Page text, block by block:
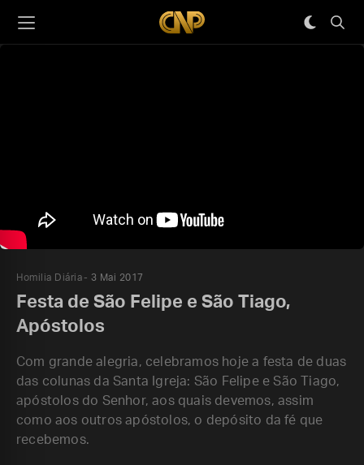
Homilia Diária 3 Mai 2017
Festa de São Felipe e São Tiago,
Apóstolos
Com grande alegria, celebramos hoje a festa de duas
das colunas da Santa Igreja: São Felipe e São Tiago,
apóstolos do Senhor, aos quais devemos, assim
como aos outros apóstolos, o depósito da fé que
recebemos.